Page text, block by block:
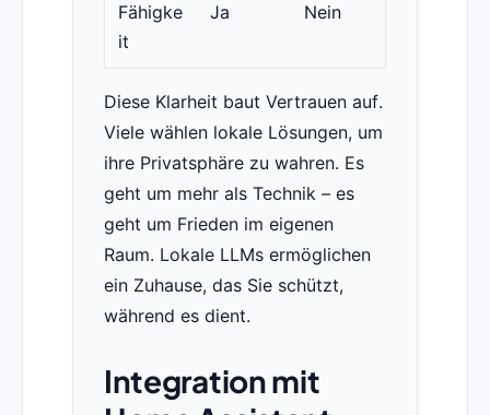
Fähigke
it
Ja Nein
Diese Klarheit baut Vertrauen auf.
Viele wählen lokale Lösungen, um
ihre Privatsphäre zu wahren. Es
geht um mehr als Technik – es
geht um Frieden im eigenen
Raum. Lokale LLMs ermöglichen
ein Zuhause, das Sie schützt,
während es dient.
Integration mit